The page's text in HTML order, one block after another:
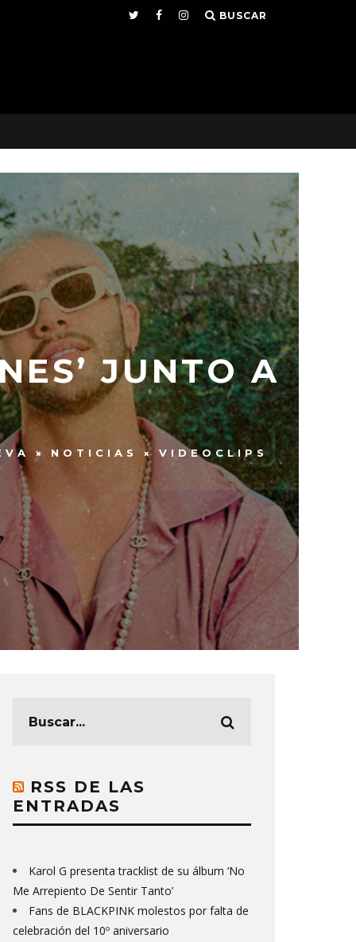
BUSCAR
JUNTO A
NOTICIAS VIDEOCLIPS
RSS DE LAS
ENTRADAS
Karol G presenta tracklist de su álbum ‘No
Me Arrepiento De Sentir Tanto’
Fans de BLACKPINK molestos por falta de
celebración del 10º aniversario